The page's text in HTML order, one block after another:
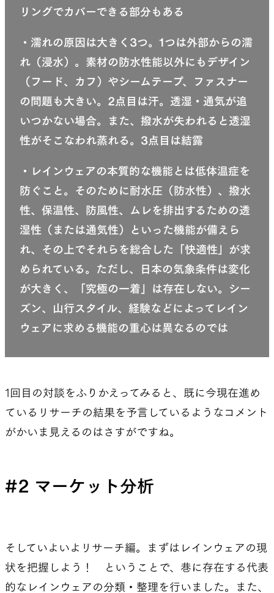
リングでカバーできる部分もある
・濡れの原因は大きく3つ。1つは外部からの濡
れ（浸水）。素材の防水性能以外にもデザイン
（フード、カフ）やシームテープ、ファスナー
の問題も大きい。2点目は汗。透湿・通気が追
いつかない場合。また、撥水が失われると透湿
性がそこなわれ蒸れる。3点目は結露
・レインウェアの本質的な機能とは低体温症を
防ぐこと。そのために耐水圧（防水性）、撥水
性、保温性、防風性、ムレを排出するための透
湿性（または通気性）といった機能が備えら
れ、その上でそれらを総合した「快適性」が求
められている。ただし、日本の気象条件は変化
が大きく、「究極の一着」は存在しない。シー
ズン、山行スタイル、経験などによってレイン
ウェアに求める機能の重心は異なるのでは
1回目の対談をふりかえってみると、既に今現在進め
ているリサーチの結果を予言しているようなコメント
がかいま見えるのはさすがですね。
#2 マーケット分析
そしていよいよリサーチ編。まずはレインウェアの現
状を把握しよう！ ということで、巷に存在する代表
的なレインウェアの分類・整理を行いました。また、